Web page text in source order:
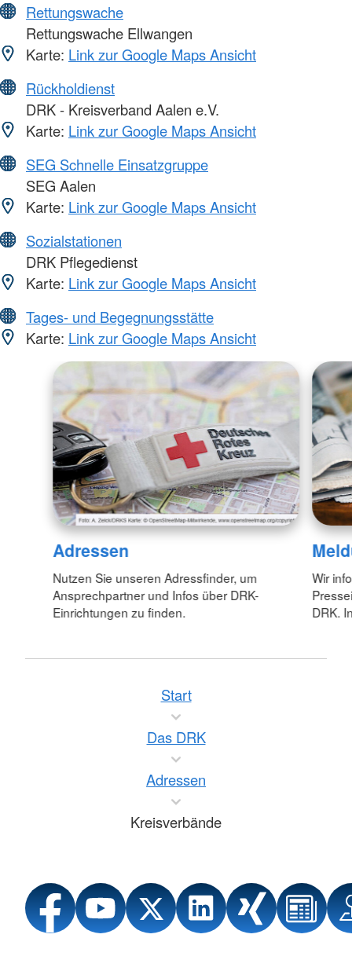
Rettungswache
Rettungswache Ellwangen
Karte: Link zur Google Maps Ansicht
Rückholdienst
DRK - Kreisverband Aalen e.V.
Karte: Link zur Google Maps Ansicht
SEG Schnelle Einsatzgruppe
SEG Aalen
Karte: Link zur Google Maps Ansicht
Sozialstationen
DRK Pflegedienst
Karte: Link zur Google Maps Ansicht
Tages- und Begegnungsstätte
Karte: Link zur Google Maps Ansicht
Adressen
Nutzen Sie unseren Adressfinder, um
Ansprechpartner und Infos über DRK-
Einrichtungen zu finden.
Wir
DRK.
Start
Das DRK
Adressen
Kreisverbände